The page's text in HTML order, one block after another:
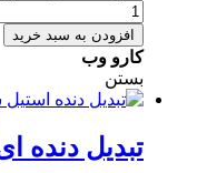
افزودن به سبد خرید
کارو وب
بستن
تبدیل دنده ای